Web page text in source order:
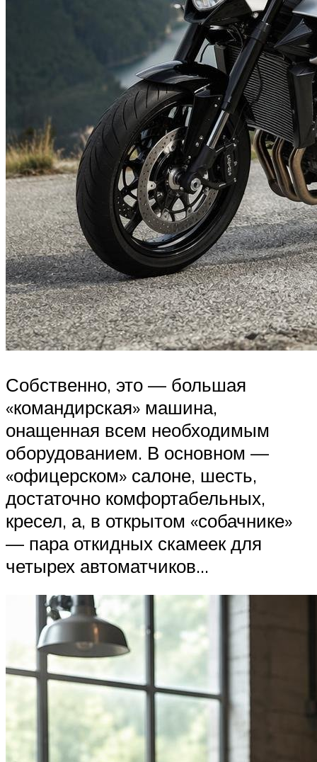
Собственно, это — большая
«командирская» машина,
онащенная всем необходимым
оборудованием. В основном —
«офицерском» салоне, шесть,
достаточно комфортабельных,
кресел, а, в открытом «собачнике»
— пара откидных скамеек для
четырех автоматчиков…